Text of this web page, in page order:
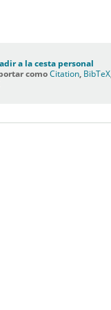
a la cesta personal
comoCitation BibTeX